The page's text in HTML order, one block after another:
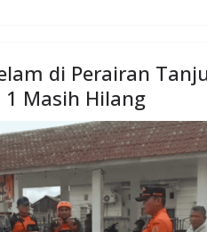
di Perairan
Masih Hilang